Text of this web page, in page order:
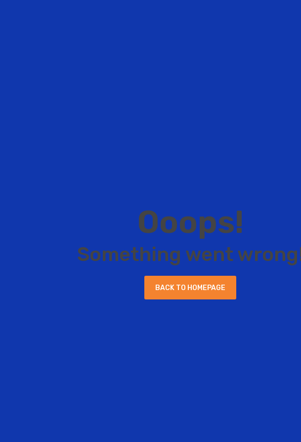
Ooops!
Something went wrong
BACK TO HOM EPAG E